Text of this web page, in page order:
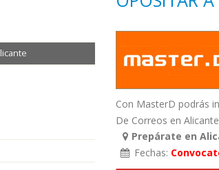
Con MasterD podrás
De Correos en Alicante
Prepárate en
Fechas: